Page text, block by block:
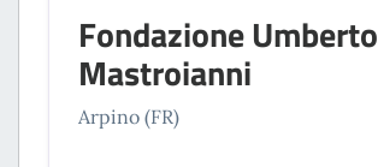
Fondazione Umberto
Mastroianni
Arpino (FR)